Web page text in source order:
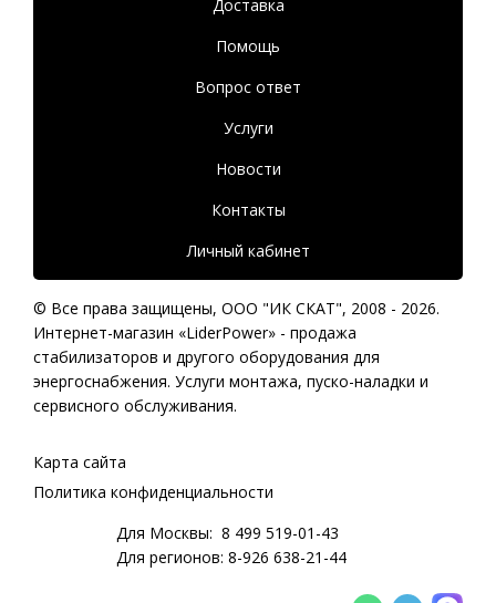
Доставка
Помощь
Вопрос ответ
Услуги
Новости
Контакты
Личный кабинет
© Все права защищены, ООО "ИК СКАТ", 2008 - 2026.
Интернет-магазин «LiderPower» - продажа
стабилизаторов и другого оборудования для
энергоснабжения. Услуги монтажа, пуско-наладки и
сервисного обслуживания.
Карта сайта
Политика конфиденциальности
Для Москвы: 8 499 519-01-43
Для регионов: 8-926 638-21-44